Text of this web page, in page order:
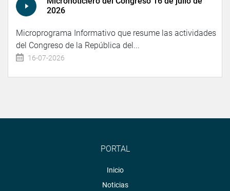
2026
Microprograma Informativo que resume las actividades
del Congreso de la República del...
16-07-2026
PORTAL
Inicio
Noticias